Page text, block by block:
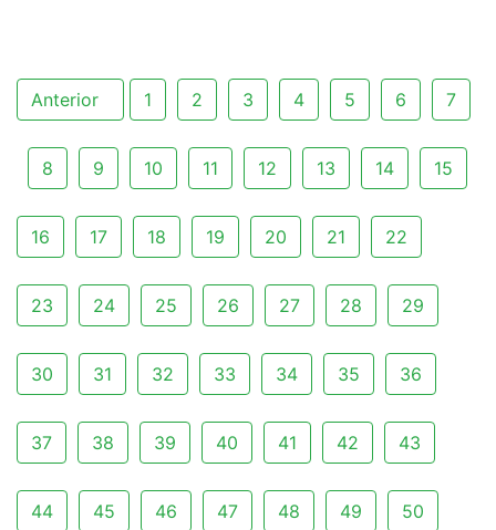
Anterior 1 2 3 4 5 6 7
8 9 10 11 12 13 14 15
16 17 18 19 20 21 22
23 24 25 26 27 28 29
30 31 32 33 34 35 36
37 38 39 40 41 42 43
44 45 46 47 48 49 50